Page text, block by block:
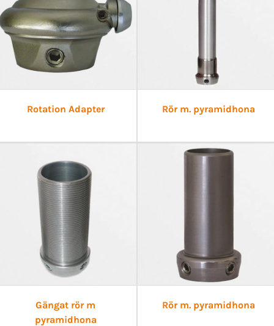
Rotation Adapter Rör m. pyramidhona
Gängat rör m
pyramidhona
Rör m. pyramidhona